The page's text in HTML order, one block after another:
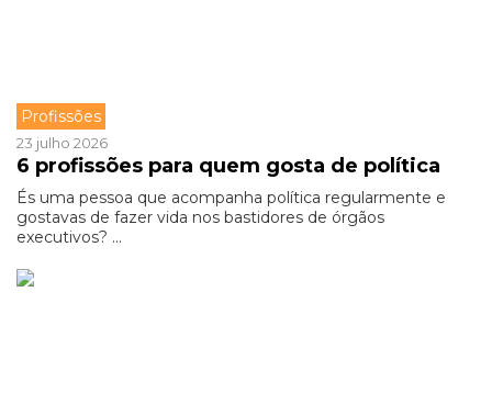
Profissões
23 julho 2026
6 profissões para quem gosta de política
És uma pessoa que acompanha política regularmente e
gostavas de fazer vida nos bastidores de órgãos
executivos? ...